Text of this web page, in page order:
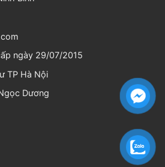
ngày 29/07/2015
TP Hà Nội
Dương